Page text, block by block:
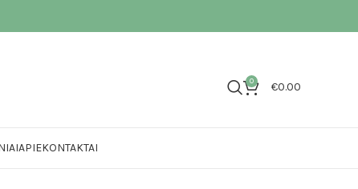
0 €0.00
APIEKONTAKTAI